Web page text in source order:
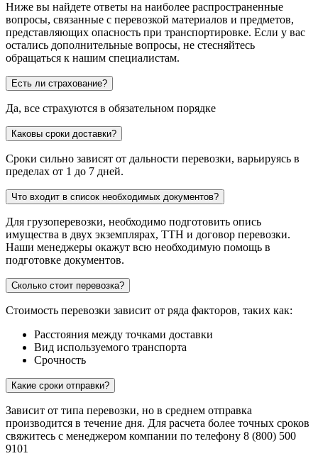
Ниже вы найдете ответы на наиболее распространенные
вопросы, связанные с перевозкой материалов и предметов,
представляющих опасность при транспортировке. Если у вас
остались дополнительные вопросы, не стесняйтесь
обращаться к нашим специалистам.
Есть ли страхование?
Да, все страхуются в обязательном порядке
Каковы сроки доставки?
Сроки сильно зависят от дальности перевозки, варьируясь в
пределах от 1 до 7 дней.
Что входит в список необходимых документов?
Для грузоперевозки, необходимо подготовить опись
имущества в двух экземплярах, ТТН и договор перевозки.
Наши менеджеры окажут всю необходимую помощь в
подготовке документов.
Сколько стоит перевозка?
Стоимость перевозки зависит от ряда факторов, таких как:
Расстояния между точками доставки
Вид используемого транспорта
Срочность
Какие сроки отправки?
Зависит от типа перевозки, но в среднем отправка
производится в течение дня. Для расчета более точных сроков
свяжитесь с менеджером компании по телефону 8 (800) 500
9101